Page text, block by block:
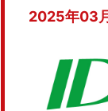
2025年03